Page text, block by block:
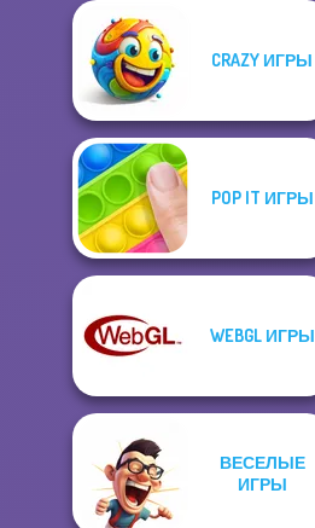
CRAZY ИГРЫ
POP IT ИГРЫ
WEBGL ИГРЫ
ВЕСЕЛЫЕ
ИГРЫ